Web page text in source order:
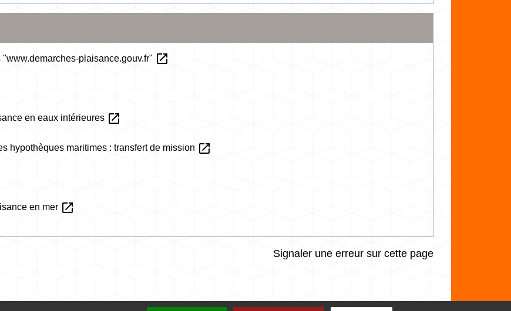
plaisance.gouv.fr" open_in_new
en eaux intérieures open_in_new
hypothèques maritimes : transfert de mission open_in_new
en mer open_in_new
Signaler une erreur sur cette page